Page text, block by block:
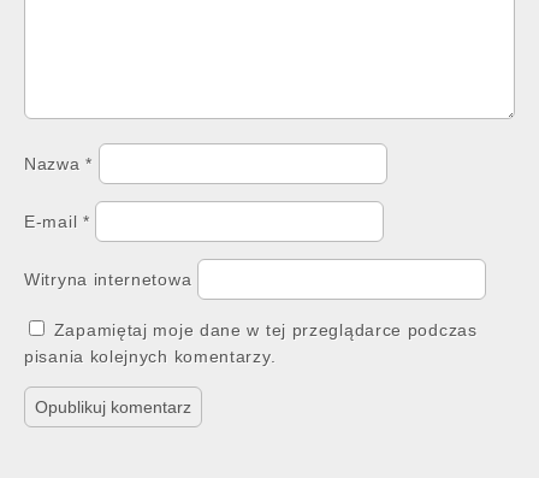
Nazwa*
E-mail *
Witryna internetowa
Zapamiętaj moje dane w tej przeglądarce podczas
pisania kolejnych komentarzy.